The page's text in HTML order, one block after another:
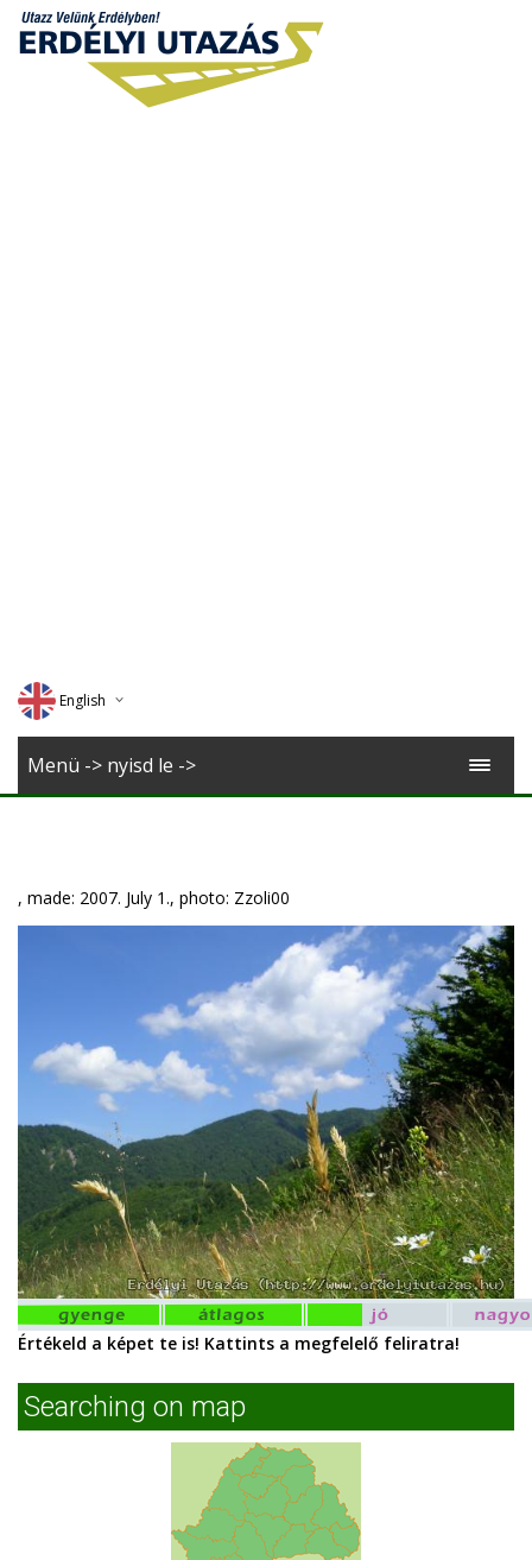
English
Deutsch
Menü -> nyisd le ->
, made: 2007. July 1., photo: Zzoli00
Értékeld a képet te is! Kattints a megfelelő feliratra!
Searching on map